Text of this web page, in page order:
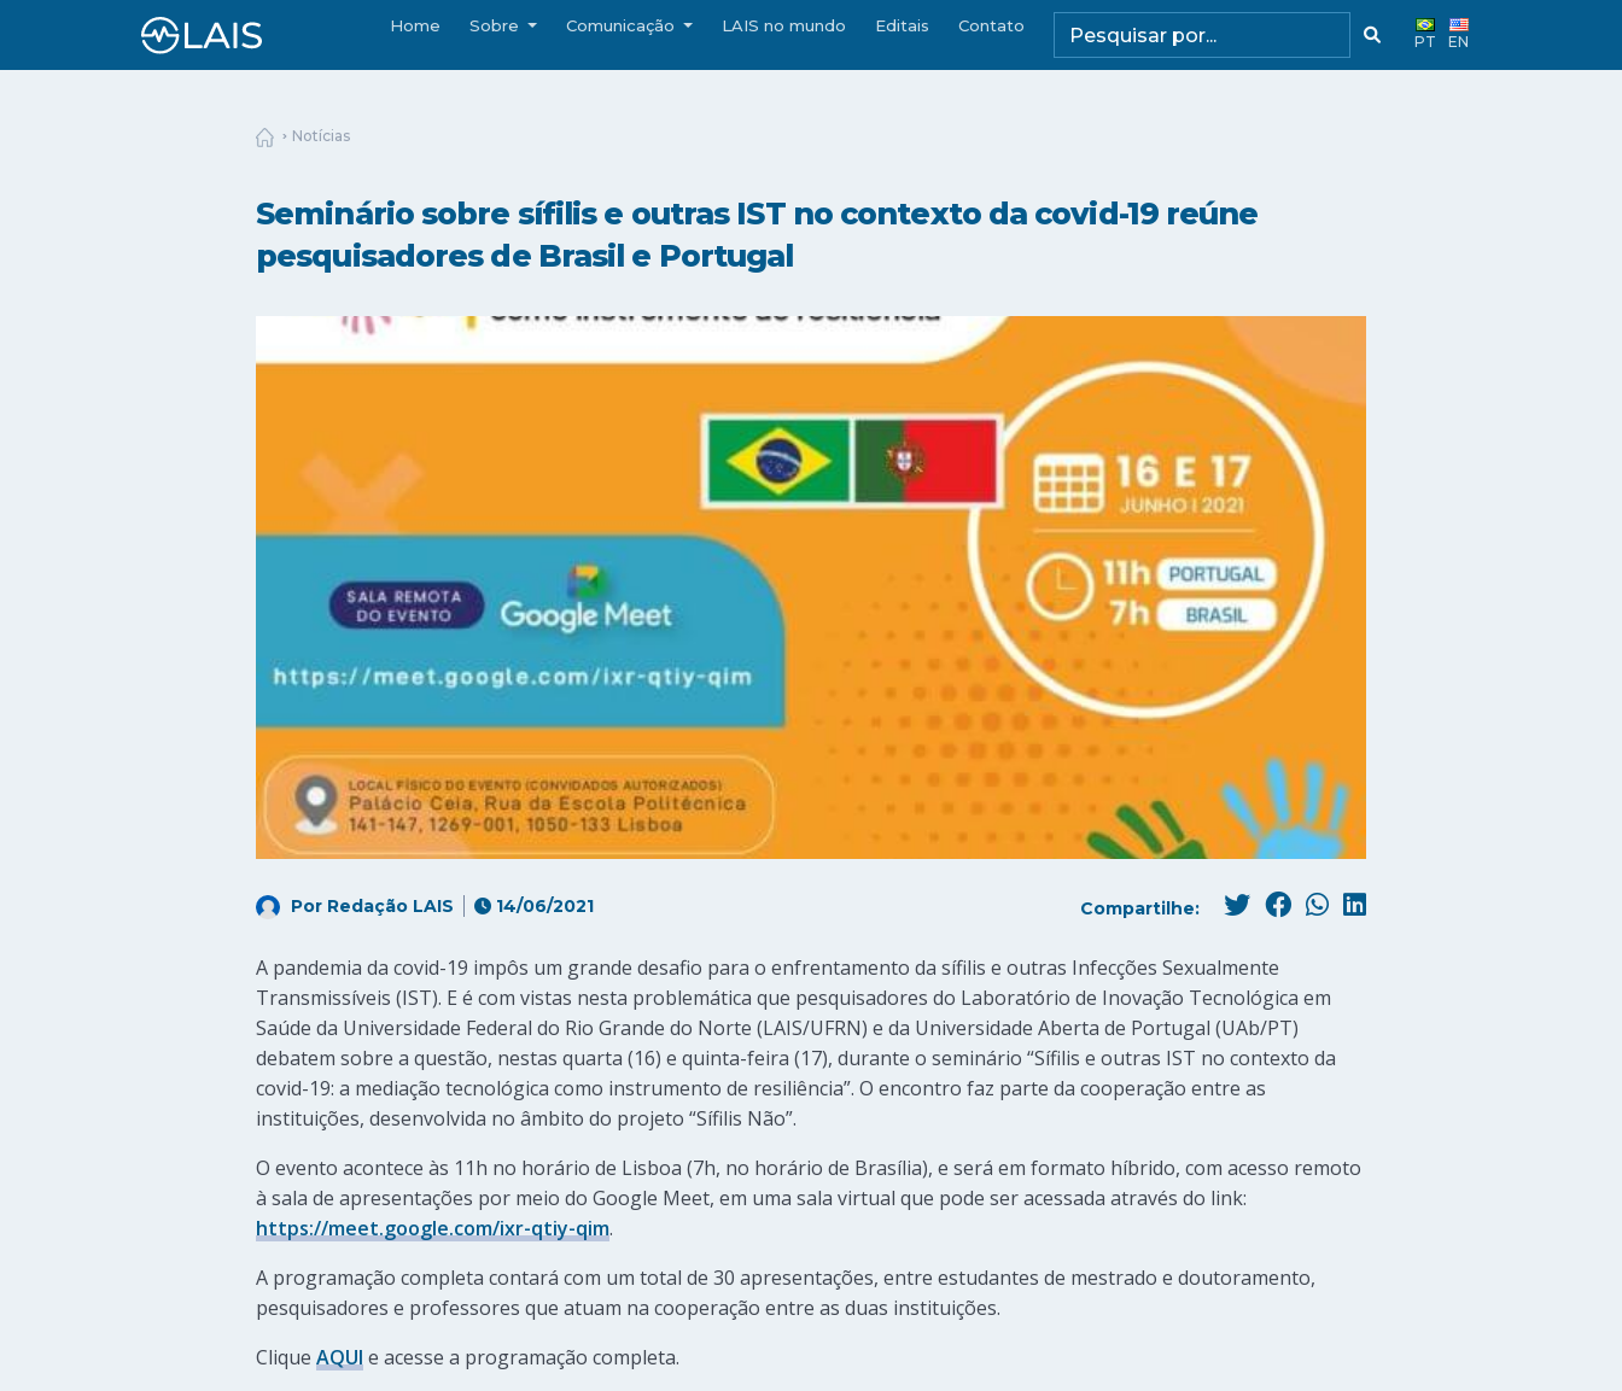
Home Sobre Comunicação LAIS no mundo Editais Contato
PT EN
Notícias
Seminário sobre sífilis e outras IST no contexto da covid-19 reúne
pesquisadores de Brasil e Portugal
Por Redação LAIS 14/06/2021 Compartilhe:
A pandemia da covid-19 impôs um grande desafio para o enfrentamento da sífilis e outras Infecções Sexualmente
Transmissíveis (IST). E é com vistas nesta problemática que pesquisadores do Laboratório de Inovação Tecnológica em
Saúde da Universidade Federal do Rio Grande do Norte (LAIS/UFRN) e da Universidade Aberta de Portugal (UAb/PT)
debatem sobre a questão, nestas quarta (16) e quinta-feira (17), durante o seminário “Sífilis e outras IST no contexto da
covid-19: a mediação tecnológica como instrumento de resiliência”. O encontro faz parte da cooperação entre as
instituições, desenvolvida no âmbito do projeto “Sífilis Não”.
O evento acontece às 11h no horário de Lisboa (7h, no horário de Brasília), e será em formato híbrido, com acesso remoto
à sala de apresentações por meio do Google Meet, em uma sala virtual que pode ser acessada através do link:
https://meet.google.com/ixr-qtiy-qim.
A programação completa contará com um total de 30 apresentações, entre estudantes de mestrado e doutoramento,
pesquisadores e professores que atuam na cooperação entre as duas instituições.
Clique AQUI e acesse a programação completa.